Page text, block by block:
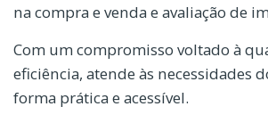
na compra e venda e avaliação de
Com um compromisso voltado à
eficiência, atende às necessidades
forma prática e acessível.